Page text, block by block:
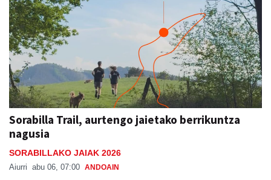
Sorabilla Trail, aurtengo jaietako berrikuntza
nagusia
SORABILLAKO JAIAK 2026
Aiurri abu 06, 07:00 ANDOAIN